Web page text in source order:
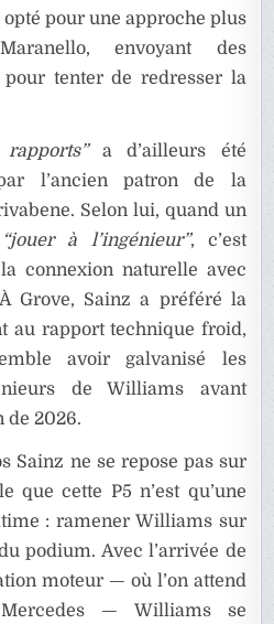
pour une approche plus
envoyant des
pour tenter de redresser la
a d’ailleurs été
l’ancien patron de la
Selon lui, quand un
“jouer à l’ingénieur”, c’est
connexion naturelle avec
Grove, Sainz a préféré la
au rapport technique froid,
avoir galvanisé les
de Williams avant
de 2026.
Sainz ne se repose pas sur
que cette P5 n’est qu’une
: ramener Williams sur
podium. Avec l’arrivée de
moteur — où l’on attend
— Williams se